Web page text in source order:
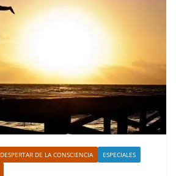
DESPERTAR DE LA CONSCIENCIA
ESPECIALES